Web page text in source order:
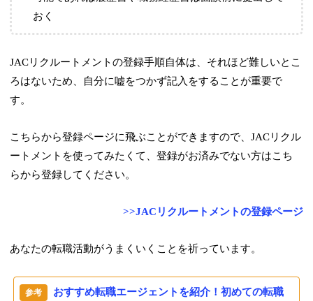
おく
JACリクルートメントの登録手順自体は、それほど難しいとこ
ろはないため、自分に嘘をつかず記入をすることが重要で
す。
こちらから登録ページに飛ぶことができますので、JACリクル
ートメントを使ってみたくて、登録がお済みでない方はこち
らから登録してください。
>>JACリクルートメントの登録ページ
あなたの転職活動がうまくいくことを祈っています。
おすすめ転職エージェントを紹介！初めての転職